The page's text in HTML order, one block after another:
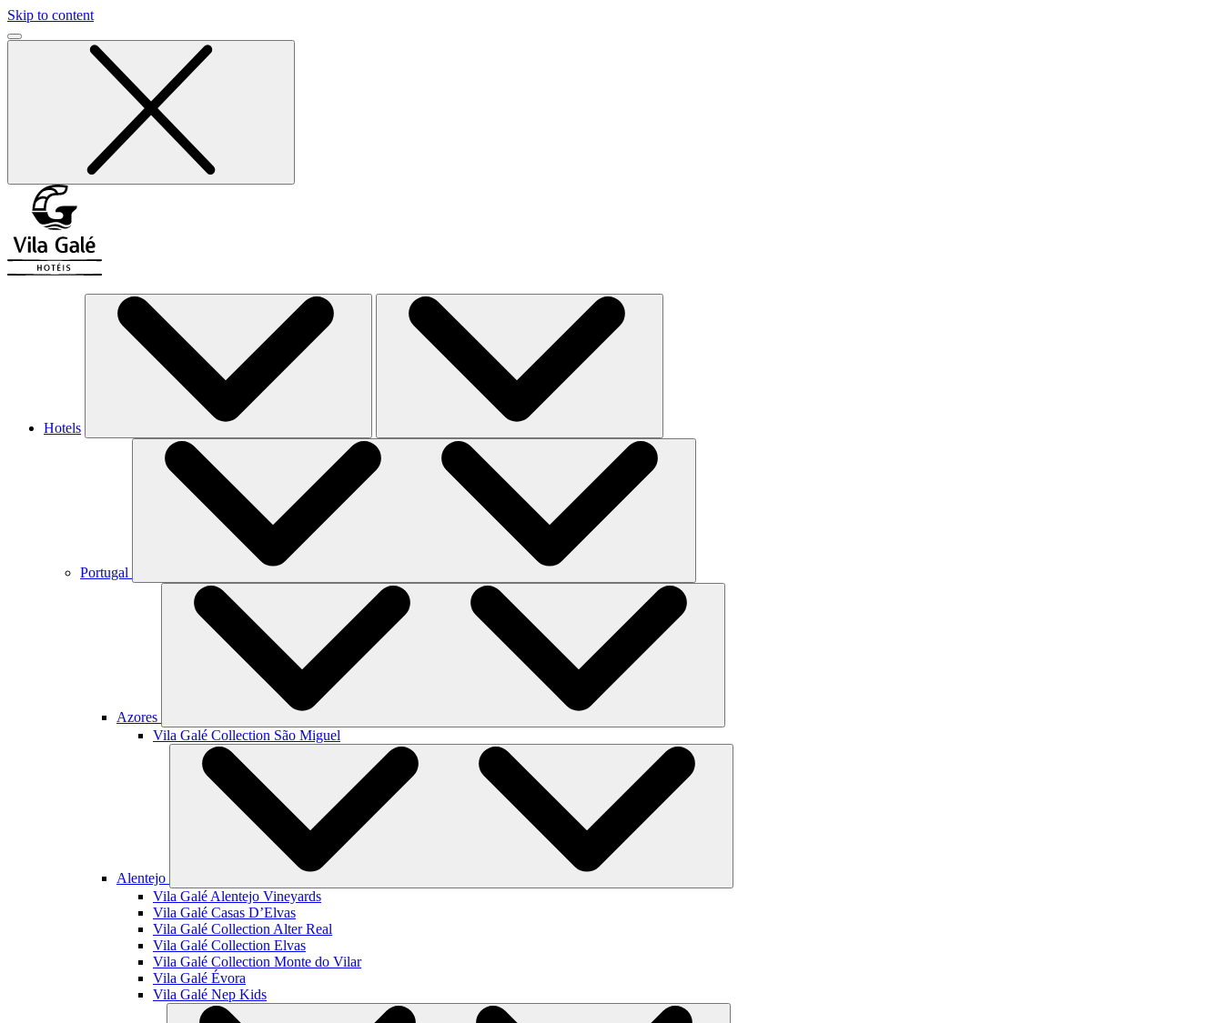
Skip to content
Hotels
Portugal
Azores
Vila Galé Collection São Miguel
Alentejo
Vila Galé Alentejo Vineyards
Vila Galé Casas D’Elvas
Vila Galé Collection Alter Real
Vila Galé Collection Elvas
Vila Galé Collection Monte do Vilar
Vila Galé Évora
Vila Galé Nep Kids